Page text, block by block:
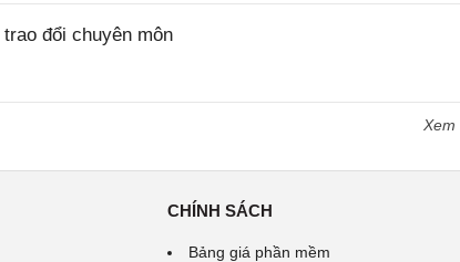
đổi chuyên môn
CHÍNH SÁCH
Bảng giá phần mềm